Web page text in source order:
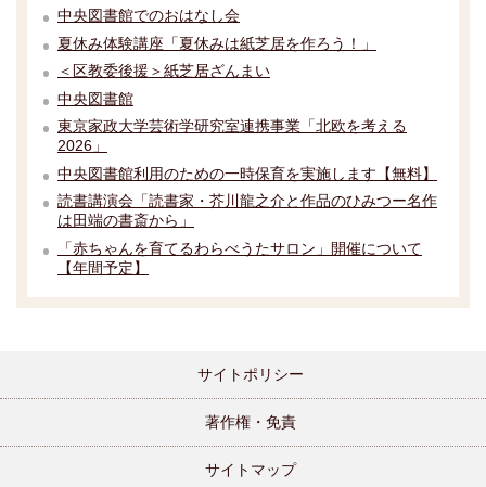
中央図書館でのおはなし会
夏休み体験講座「夏休みは紙芝居を作ろう！」
＜区教委後援＞紙芝居ざんまい
中央図書館
東京家政大学芸術学研究室連携事業「北欧を考える
2026」
中央図書館利用のための一時保育を実施します【無料】
読書講演会「読書家・芥川龍之介と作品のひみつー名作
は田端の書斎から」
「赤ちゃんを育てるわらべうたサロン」開催について
【年間予定】
サイトポリシー
著作権・免責
サイトマップ